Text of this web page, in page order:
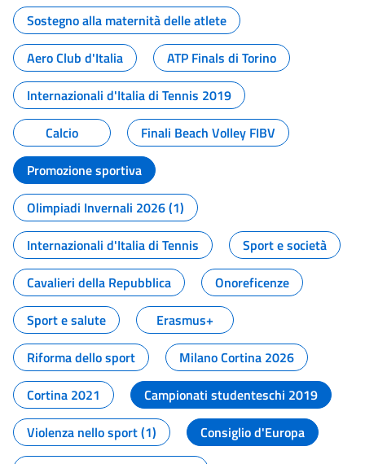
Sostegno alla maternità delle atlete
Aero Club d'Italia
ATP Finals di Torino
Internazionali d'Italia di Tennis 2019
Calcio
Finali Beach Volley FIBV
Promozione sportiva
Olimpiadi Invernali 2026 (1)
Internazionali d'Italia di Tennis
Sport e società
Cavalieri della Repubblica
Onoreficenze
Sport e salute
Erasmus+
Riforma dello sport
Milano Cortina 2026
Cortina 2021
Campionati studenteschi 2019
Violenza nello sport (1)
Consiglio d'Europa